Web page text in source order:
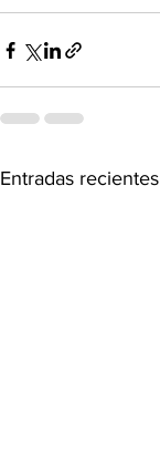
Entradas recientes